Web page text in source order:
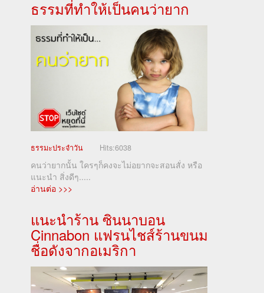
ธรรมที่ทำให้เป็นคนว่ายาก
ธรรมะประจำวัน Hits:6038
คนว่ายากนั้น ใครๆก็คงจะไม่อยากจะสอนสั่ง หรือ
แนะนำ สิ่งดีๆ.....
อ่านต่อ >>>
แนะนำร้าน ซินนาบอน
Cinnabon แฟรนไชส์ร้านขนม
ชื่อดังจากอเมริกา